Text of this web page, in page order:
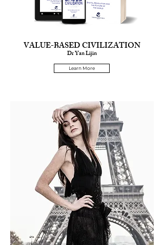
VALUE-BASED CIVILIZATION
Dr Yan Lijin
Learn More